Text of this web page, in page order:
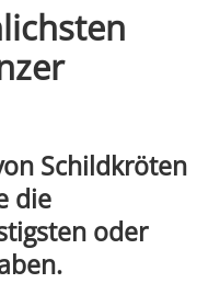
Schildkröten
die
oder